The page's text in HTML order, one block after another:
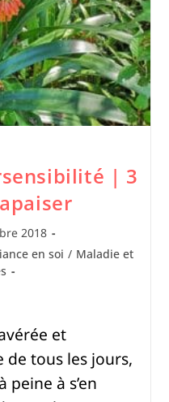
| 3
2018
en soi / Maladie et
et
de tous les jours,
peine à s’en